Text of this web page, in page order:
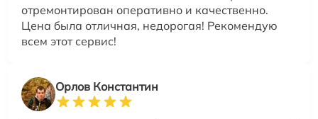
отремонтирован оперативно и качественно.
Цена была отличная, недорогая! Рекомендую
всем этот сервис!
Орлов Константин